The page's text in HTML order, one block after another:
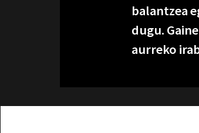
balantzea
dugu.
aurreko